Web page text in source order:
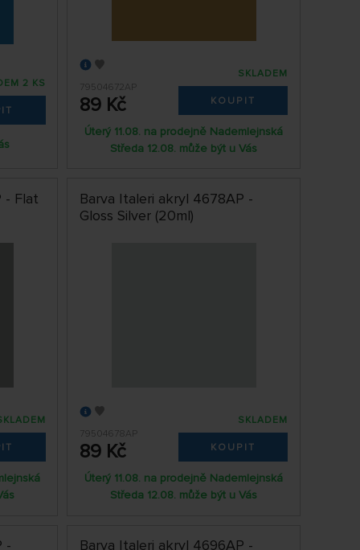
2 KS 79504672AP
89 Kč
SKLADEM
KOUPIT
Úterý 11.08. na prodejně Nademlejnská
Středa 12.08. může být u Vás
- Flat
Barva Italeri akryl 4678AP -
Gloss Silver (20ml)
79504678AP
89 Kč
SKLADEM
KOUPIT
Úterý 11.08. na prodejně Nademlejnská
Středa 12.08. může být u Vás
- Barva Italeri akryl 4696AP -